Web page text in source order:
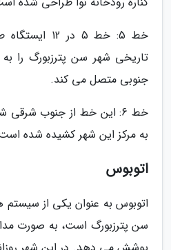
خط 5: خط 5
تاریخی شهر سن پترزبورگ را
جنوبی متصل می کند.
خط 6: این خط از جنوب
به مرکز این شهر کشیده شده
اتوبوس
اتوبوس به عنوان یکی از
سن پترزبورگ است، به صورت